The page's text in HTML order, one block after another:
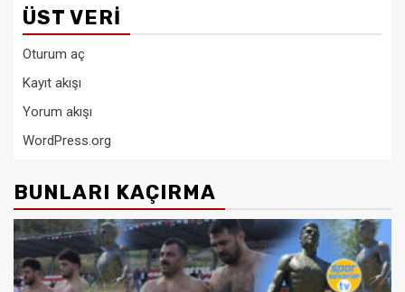
ÜST VERI
Oturum aç
Kayıt akışı
Yorum akışı
WordPress.org
BUNLARI KAÇIRMA